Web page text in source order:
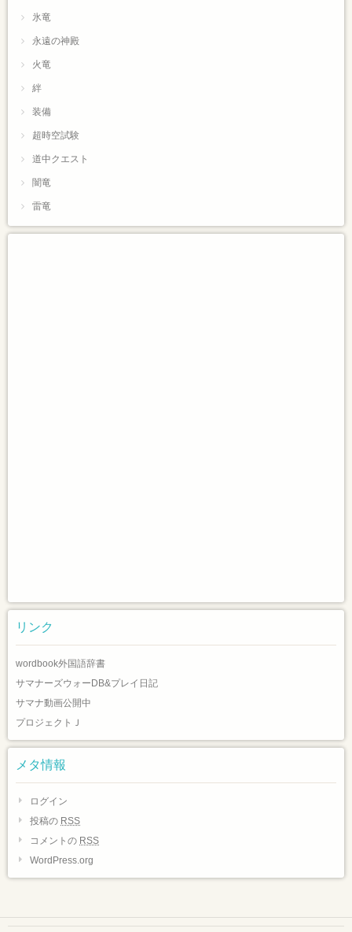
氷竜
永遠の神殿
火竜
絆
装備
超時空試験
道中クエスト
闇竜
雷竜
リンク
wordbook外国語辞書
サマナーズウォーDB&プレイ日記
サマナ動画公開中
プロジェクトＪ
メタ情報
ログイン
投稿の RSS
コメントの RSS
WordPress.org